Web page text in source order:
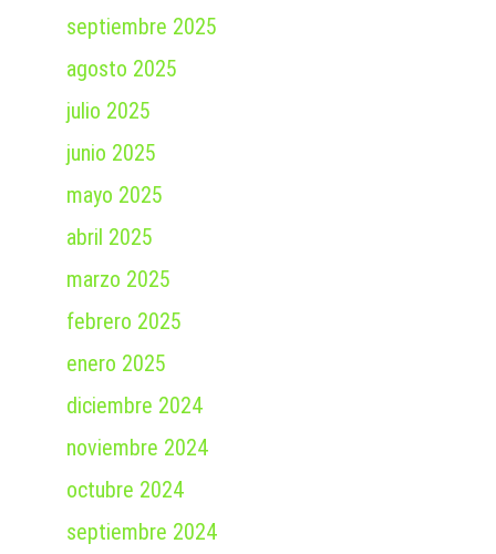
septiembre 2025
agosto 2025
julio 2025
junio 2025
mayo 2025
abril 2025
marzo 2025
febrero 2025
enero 2025
diciembre 2024
noviembre 2024
octubre 2024
septiembre 2024